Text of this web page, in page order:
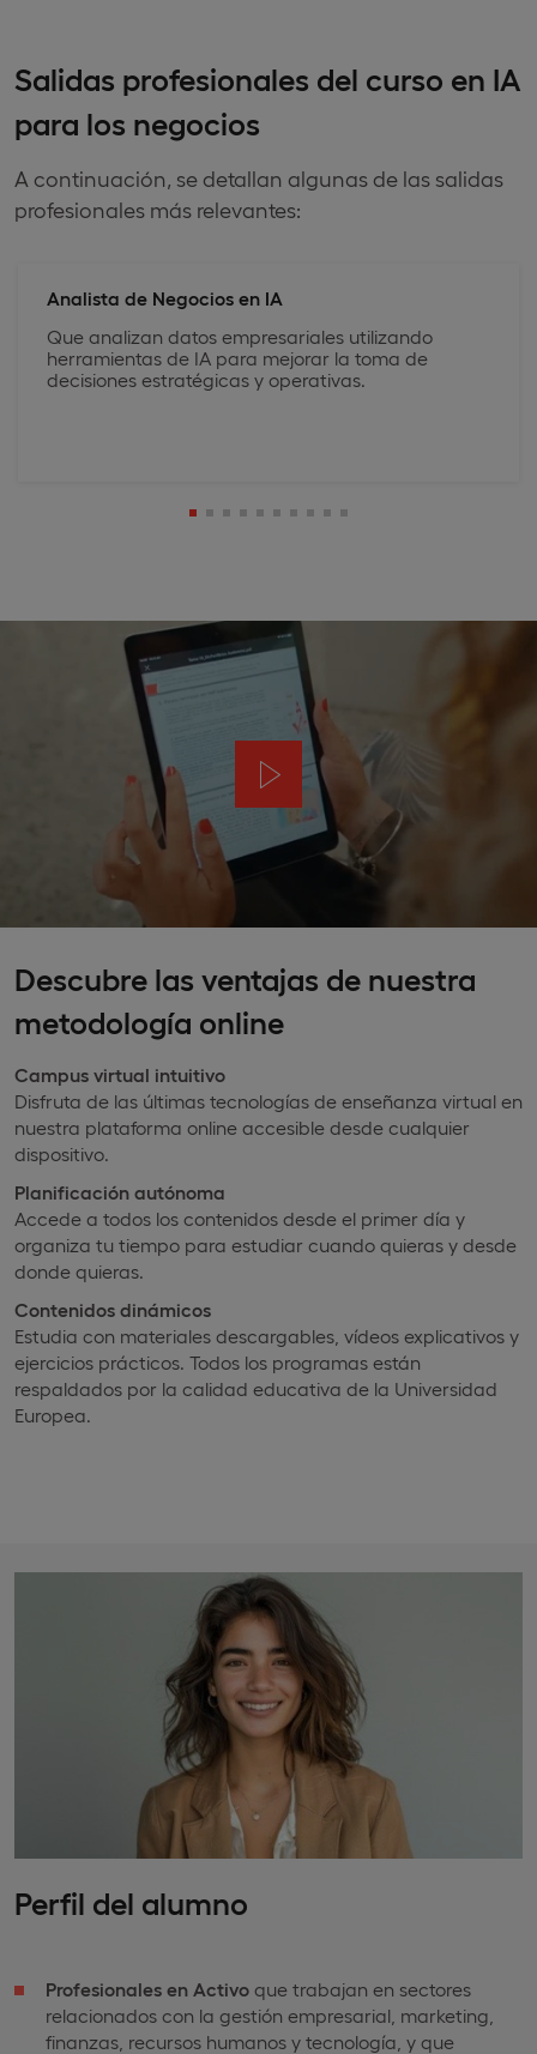
Salidas profesionales del curso en IA
para los negocios
A continuación, se detallan algunas de las salidas
profesionales más relevantes:
Analista de Negocios en IA
Que analizan datos empresariales utilizando
herramientas de IA para mejorar la toma de
decisiones estratégicas y operativas.
Descubre las ventajas de nuestra
metodología online
Campus virtual intuitivo
Disfruta de las últimas tecnologías de enseñanza virtual en
nuestra plataforma online accesible desde cualquier
dispositivo.
Planificación autónoma
Accede a todos los contenidos desde el primer día y
organiza tu tiempo para estudiar cuando quieras y desde
donde quieras.
Contenidos dinámicos
Estudia con materiales descargables, vídeos explicativos y
ejercicios prácticos. Todos los programas están
respaldados por la calidad educativa de la Universidad
Europea.
Perfil del alumno
Profesionales en Activo que trabajan en sectores
relacionados con la gestión empresarial, marketing,
finanzas, recursos humanos y tecnología, y que